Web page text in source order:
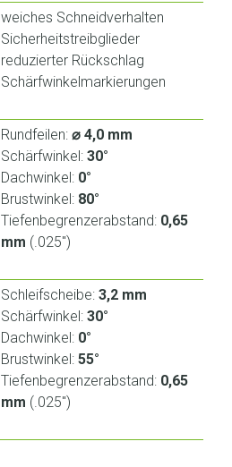
weiches Schneidverhalten
Sicherheitstreibglieder
reduzierter Rückschlag
Schärfwinkelmarkierungen
Rundfeilen: ⌀ 4,0 mm
Schärfwinkel: 30°
Dachwinkel: 0°
Brustwinkel: 80°
Tiefenbegrenzerabstand: 0,65
mm (.025″)
Schleifscheibe: 3,2 mm
Schärfwinkel: 30°
Dachwinkel: 0°
Brustwinkel: 55°
Tiefenbegrenzerabstand: 0,65
mm (.025″)